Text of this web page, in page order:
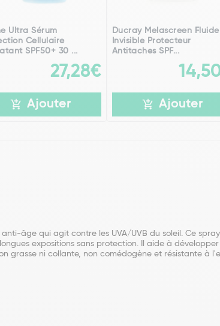
Ultra Sérum
Cellulaire
SPF50+ 30 ...
27,28€
Ajouter
Ducray Melascreen Fluide
Invisible Protecteur
Antitaches SPF...
Ajouter
âge qui agit contre les UVA/UVB du soleil. Ce
expositions sans protection. Il aide à
grasse ni collante, non comédogène et résistante à